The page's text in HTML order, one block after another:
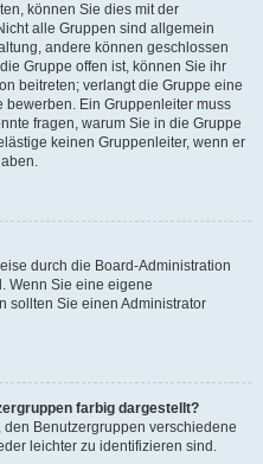
können Sie dies mit der
alle Gruppen sind allgemein
andere können geschlossen
Gruppe offen ist, können Sie ihr
beitreten; verlangt die Gruppe eine
bewerben. Ein Gruppenleiter muss
fragen, warum Sie in die Gruppe
keinen Gruppenleiter, wenn er
durch die Board-Administration
Wenn Sie eine eigene
sollten Sie einen Administrator
farbig dargestellt?
Benutzergruppen verschiedene
leichter zu identifizieren sind.